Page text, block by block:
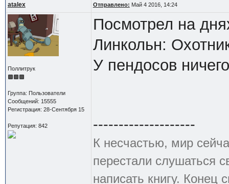
atalex Отправлено: Май 4 2016, 14:24
Поллитрук
Группа: Пользователи
Сообщений: 15555
Регистрация: 28-Сентября 15
Репутация: 842
Посмотрел на
Линкольн:
У пендосов
--------------------
К несчастью, мир
перестали слушаться
написать книгу. Конец